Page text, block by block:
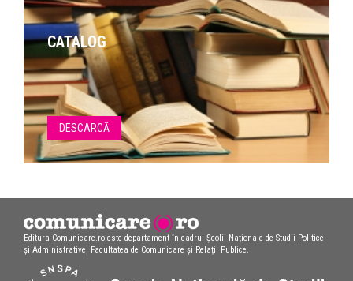
CATALOG
DESCARCĂ
Editura Comunicare.ro este departament în cadrul Școlii Naționale de Studii Politice
și Administrative, Facultatea de Comunicare și Relații Publice.